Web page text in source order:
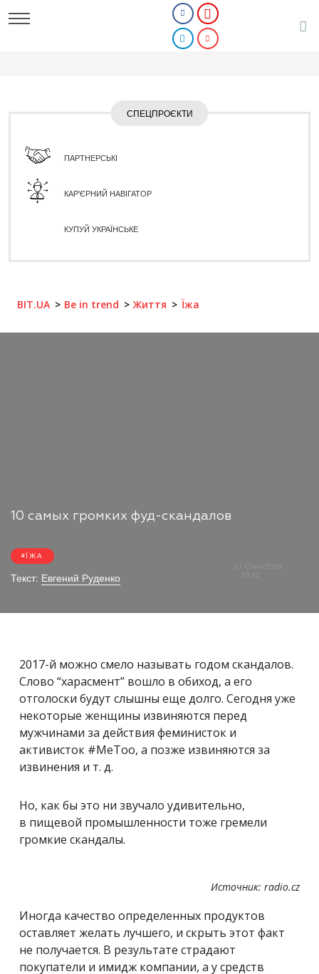
СПЕЦПРОЄКТИ
ПАРТНЕРСЬКІ
КАР'ЄРНИЙ НАВІГАТОР
КУПУЙ УКРАЇНСЬКЕ
BIT.UA Be in trend Життя Їжа
10 самых громких фуд-скандалов
ЇЖА
Текст: Евгений Руденко
17 Січня 2018
19:11
2017-й можно смело называть годом скандалов.
Слово “харасмент” вошло в обиход, а его
отголоски будут слышны еще долго. Сегодня уже
некоторые женщины извиняются перед
мужчинами за действия феминисток и
активисток #MeToo, а позже извиняются за
извинения и т. д.
Но, как бы это ни звучало удивительно,
в пищевой промышленности тоже гремели
громкие скандалы.
Источник: radio.cz
Иногда качество определенных продуктов
оставляет желать лучшего, и скрыть этот факт
не получается. В результате страдают
покупатели и имидж компании, а у средств